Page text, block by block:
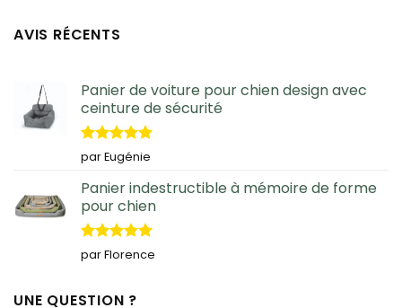
AVIS RÉCENTS
Panier de voiture pour chien design avec
ceinture de sécurité
Note5sur
5
par Eugénie
Panier indestructible à mémoire de forme
pour chien
Note5sur
5
par Florence
UNE QUESTION ?